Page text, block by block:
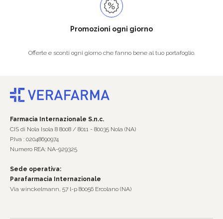
Promozioni ogni giorno
Offerte e sconti ogni giorno che fanno bene al tuo portafoglio.
Farmacia Internazionale S.n.c.
CIS di Nola Isola 8 8008 / 8011 - 80035 Nola (NA)
P.Iva : 02048690974
Numero REA: NA-929325
Sede operativa:
Parafarmacia Internazionale
Via winckelmann, 57 l-p 80056 Ercolano (NA)